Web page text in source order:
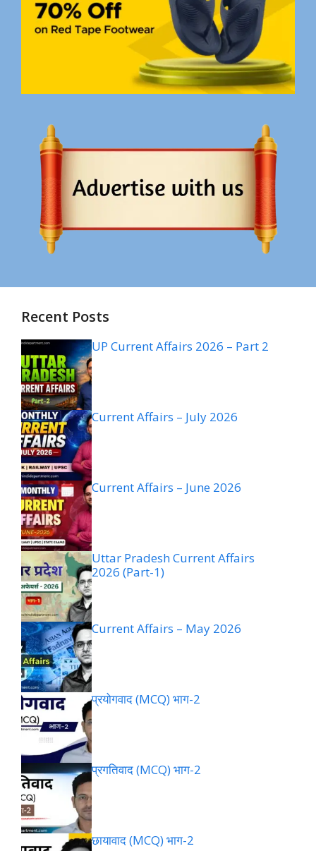
Recent Posts
UP Current Affairs 2026 – Part 2
Current Affairs – July 2026
Current Affairs – June 2026
Uttar Pradesh Current Affairs
2026 (Part-1)
Current Affairs – May 2026
प्रयोगवाद (MCQ) भाग-2
प्रगतिवाद (MCQ) भाग-2
छायावाद (MCQ) भाग-2